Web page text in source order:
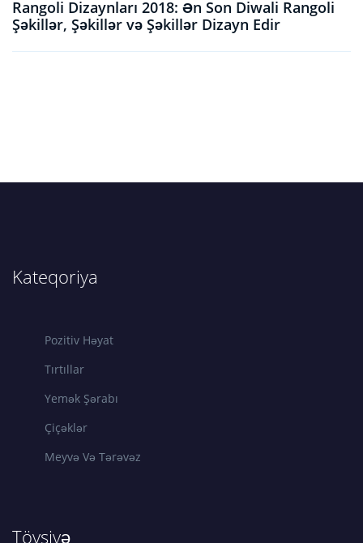
Rangoli Dizaynları 2018: Ən Son Diwali Rangoli
Şəkillər, Şəkillər və Şəkillər Dizayn Edir
Kateqoriya
Pozitiv Həyat
Tırtıllar
Yemək Şərabı
Çiçəklər
Meyvə Və Tərəvəz
Tövsiyə